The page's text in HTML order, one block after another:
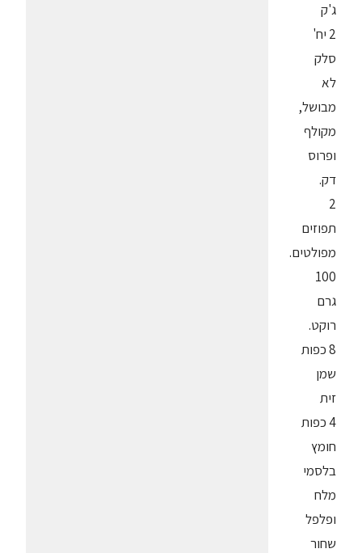
ג'ק
2 יח'
סלק
לא
מבושל,
מקולף
ופרוס
דק.
2
תפוזים
מפולטים.
100
גרם
רוקט.
8 כפות
שמן
זית
4 כפות
חומץ
בלסמי
מלח
ופלפל
שחור